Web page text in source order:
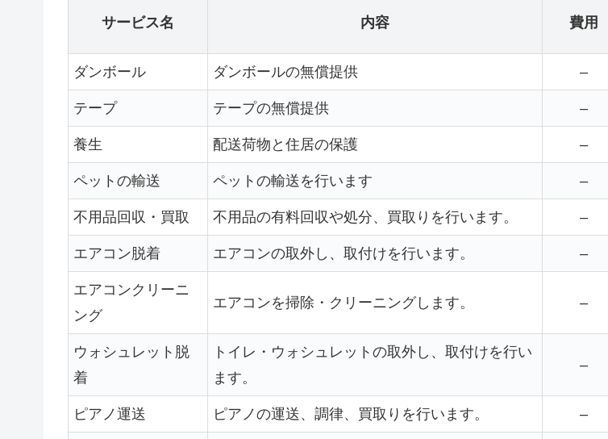
サービス名 内容 費用
ダンボール ダンボールの無償提供 –
テープ テープの無償提供 –
養生 配送荷物と住居の保護 –
ペットの輸送 ペットの輸送を行います –
不用品回収・買取 不用品の有料回収や処分、買取りを行います。 –
エアコン脱着 エアコンの取外し、取付けを行います。 –
エアコンクリーニ
ング
エアコンを掃除・クリーニングします。 –
ウォシュレット脱
着
トイレ・ウォシュレットの取外し、取付けを行い
ます。
–
ピアノ運送 ピアノの運送、調律、買取りを行います。 –